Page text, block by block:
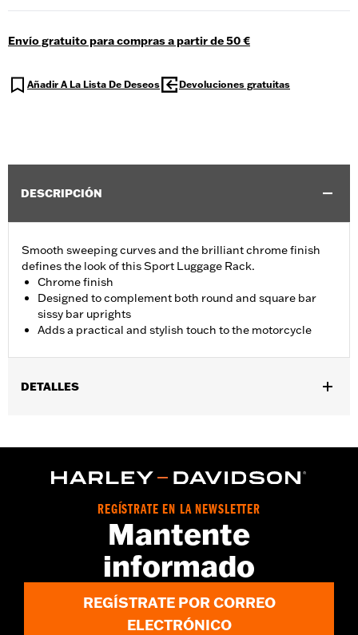
Envío gratuito para compras a partir de 50 €
Añadir A La Lista De Deseos Devoluciones gratuitas
DESCRIPCIÓN
Smooth sweeping curves and the brilliant chrome finish
defines the look of this Sport Luggage Rack.
Chrome finish
Designed to complement both round and square bar
sissy bar uprights
Adds a practical and stylish touch to the motorcycle
DETALLES
equipados con placas laterales desmontables, Softail® ’84-’05
(excepto FLSTN y FXSTD), modelos FLST, FLSTC, FLSTNSE y
FLSTSC ’06-’17, y FLSTF ’06 equipados con placas laterales
Instrucciones de instalación
9.75 Inches
10 Inches
Do not use this rack as a seat. Do not exceed the
fender rack weight capacity. Using as a seat or
exceeding this capacity could cause handling
REGÍSTRATE EN LA NEWSLETTER
Mantente
informado
REGÍSTRATE POR CORREO
ELECTRÓNICO